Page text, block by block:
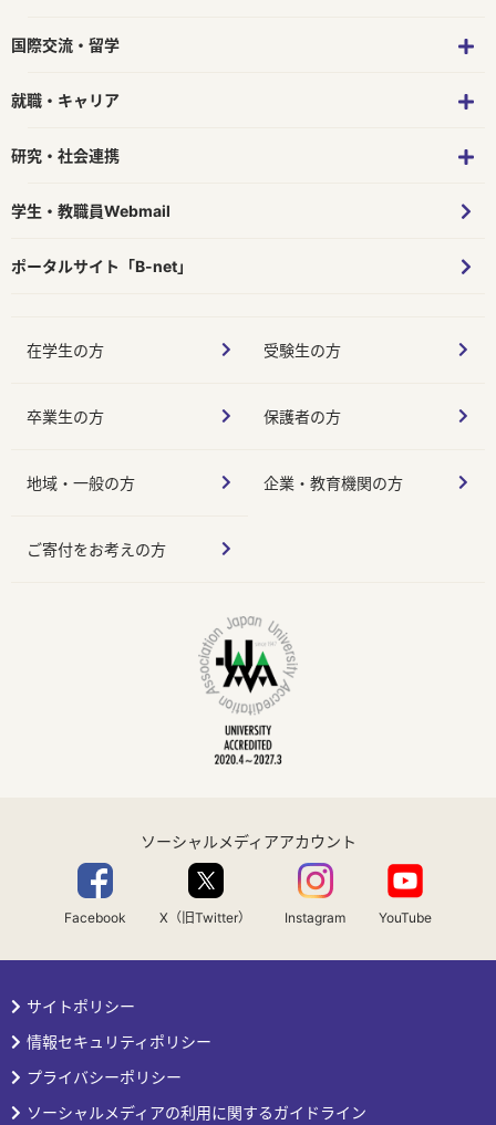
国際交流・留学
就職・キャリア
研究・社会連携
学生・教職員Webmail
ポータルサイト「B-net」
在学生の方 受験生の方
卒業生の方 保護者の方
地域・一般の方 企業・教育機関の方
ご寄付をお考えの方
ソーシャルメディアアカウント
Facebook X（旧Twitter） Instagram YouTube
サイトポリシー
情報セキュリティポリシー
プライバシーポリシー
ソーシャルメディアの利用に関するガイドライン